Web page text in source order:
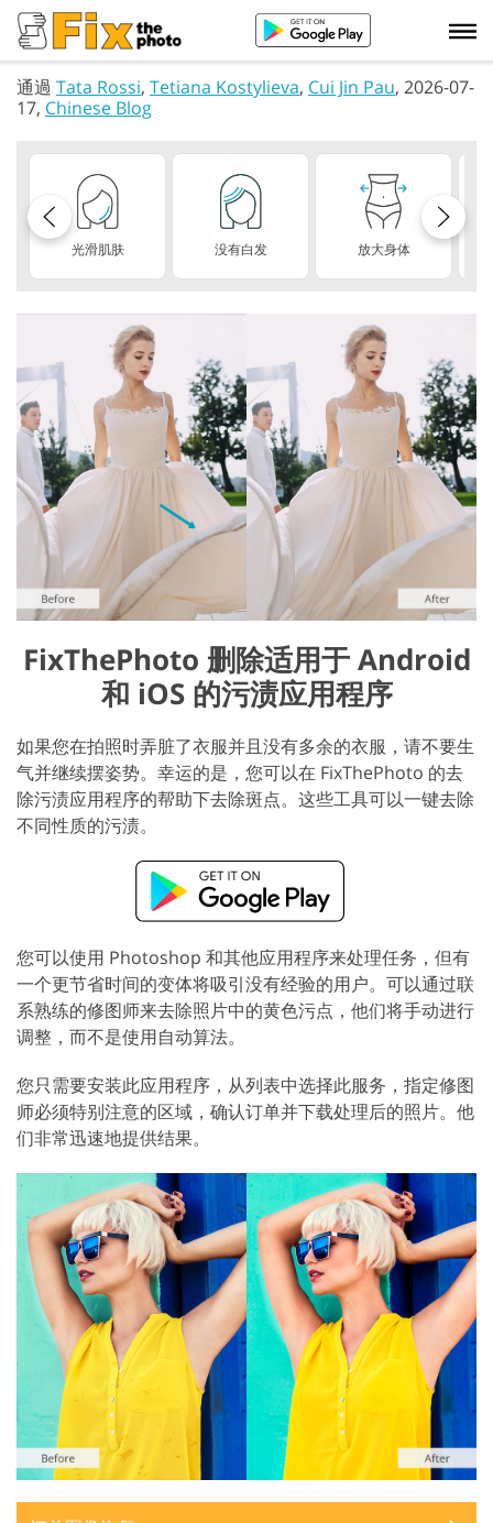
通過 Tata Rossi, Tetiana Kostylieva, Cui Jin Pau, 2026-07-
17, Chinese Blog
光滑肌肤 没有白发 放大身体
FixThePhoto 删除适用于 Android
和 iOS 的污渍应用程序
如果您在拍照时弄脏了衣服并且没有多余的衣服，请不要生
气并继续摆姿势。幸运的是，您可以在 FixThePhoto 的去
除污渍应用程序的帮助下去除斑点。这些工具可以一键去除
不同性质的污渍。
您可以使用 Photoshop 和其他应用程序来处理任务，但有
一个更节省时间的变体将吸引没有经验的用户。可以通过联
系熟练的修图师来去除照片中的黄色污点，他们将手动进行
调整，而不是使用自动算法。
您只需要安装此应用程序，从列表中选择此服务，指定修图
师必须特别注意的区域，确认订单并下载处理后的照片。他
们非常迅速地提供结果。